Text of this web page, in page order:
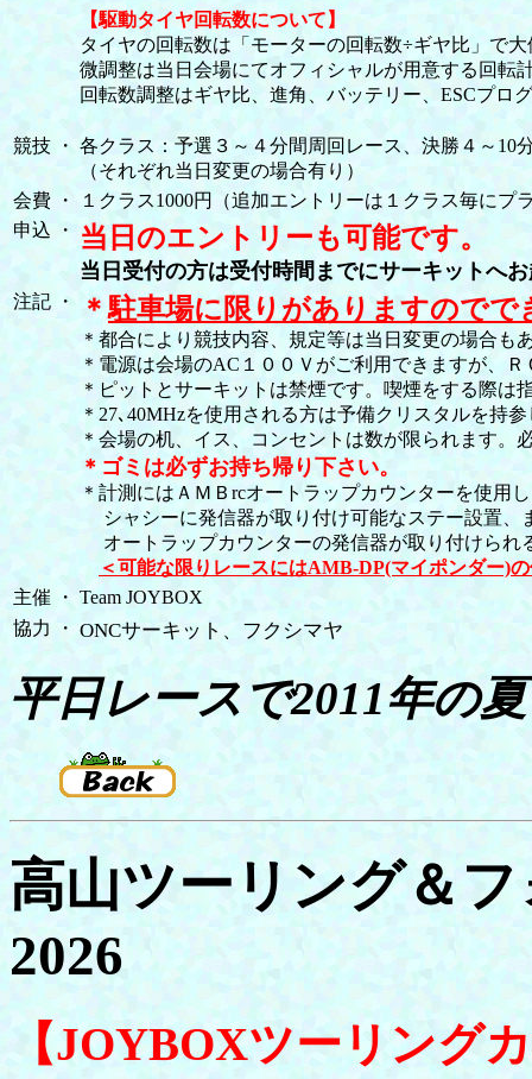
【駆動タイヤ回転数について】
タイヤの回転数は「モーターの回転数÷ギヤ比」で
微調整は当日会場にてオフィシャルが用意する回転
回転数調整はギヤ比、進角、バッテリー、ESCプロ
競技 ・ 各クラス：予選３～４分間周回レース、決勝４～10
（それぞれ当日変更の場合有り）
会費
・
１クラス1000円（追加エントリーは１クラス毎にプ
申込
・ 当日のエントリーも可能です。
当日受付の方は受付時間までにサーキットへ
注記 ・ ＊駐車場に限りがありますので
＊都合により競技内容、規定等は当日変更の場合も
＊電源は会場のAC１００Ｖがご利用できますが、
＊ピットとサーキットは禁煙です。喫煙をする際は
＊27､40MHzを使用される方は予備クリスタルを持
＊会場の机、イス、コンセントは数が限られます。
＊ゴミは必ずお持ち帰り下さい。
＊計測にはＡＭＢrcオートラップカウンターを使用
シャシーに発信器が取り付け可能なステー設置、
オートラップカウンターの発信器が取り付けられ
＜可能な限りレースにはAMB-DP(マイポンダー)
主催
・ Team JOYBOX
協力
・ ONCサーキット、フクシマヤ
平日レースで2011年の
高山ツーリング＆
2026
【JOYBOXツーリング